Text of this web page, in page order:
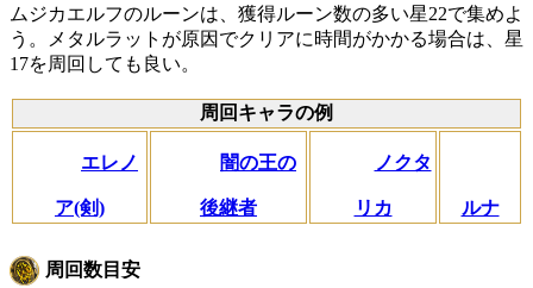
ムジカエルフのルーンは、獲得ルーン数の多い星22で集めよ
う。メタルラットが原因でクリアに時間がかかる場合は、星
17を周回しても良い。
周回キャラの例
エレノ
ア(剣)
闇の王の
後継者
ノクタ
リカ ルナ
周回数目安